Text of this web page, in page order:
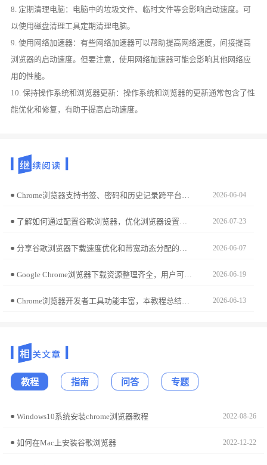
8. 定期清理电脑：电脑中的垃圾文件、临时文件等会影响启动速度。可
以使用磁盘清理工具定期清理电脑。
9. 使用网络加速器：有些网络加速器可以帮助提高网络速度，间接提高
浏览器的启动速度。但要注意，使用网络加速器可能会影响其他网络应
用的性能。
10. 保持操作系统和浏览器更新：操作系统和浏览器的更新通常包含了性
能优化和修复，有助于提高启动速度。
Chrome浏览器支持书签、密码和历史记录跨平台同步，教程详细指导操作步骤，帮助用户实现多设备数据统一管理。 2026-06-04
了解如何通过配置谷歌浏览器，优化浏览器设置，提高性能，提升浏览体验，减少加载时间和操作延迟。 2026-07-23
2026-06-07
Google Chrome浏览器下载资源整理齐全，用户可通过官方渠道安全获取浏览器，提高下载效率和安全性。 2026-06-19
Chrome浏览器开发者工具功能丰富，本教程总结操作技巧和实操经验，帮助开发者高效调试网页并优化性能。 2026-06-13
教程 指南 问答 专题
Windows10系统安装chrome浏览器教程 2022-08-26
如何在Mac上安装谷歌浏览器 2022-12-22